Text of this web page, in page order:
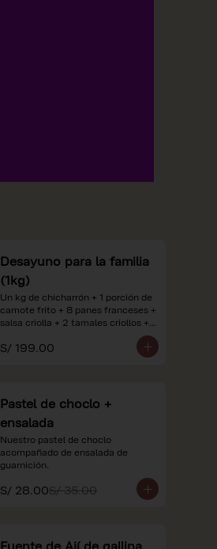
Desayuno para la familia
(1kg)
Un kg de chicharrón + 1 porción de
camote frito + 8 panes franceses +
salsa criolla + 2 tamales criollos +
consumo. Imágenes referenciales.
S/ 199.00
Pastel de choclo +
ensalada
Nuestro pastel de choclo
acompañado de ensalada de
guarnición.
S/ 28.00S/ 35.00
Fuente de Ají de gallina